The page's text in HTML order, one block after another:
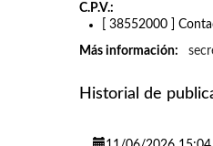
C.P.V.
[ 38552000 ]
Más información
Historial de